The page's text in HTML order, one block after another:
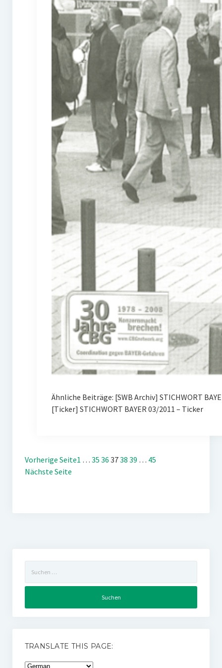
Ähnliche Beiträge: [SWB Archiv] STICHWORT
[Ticker] STICHWORT BAYER 03/2011 – Ticker
Vorherige Seite1 … 35 36 3738 39 … 45
Nächste Seite
nach:
TRANSLATE THIS PAGE: